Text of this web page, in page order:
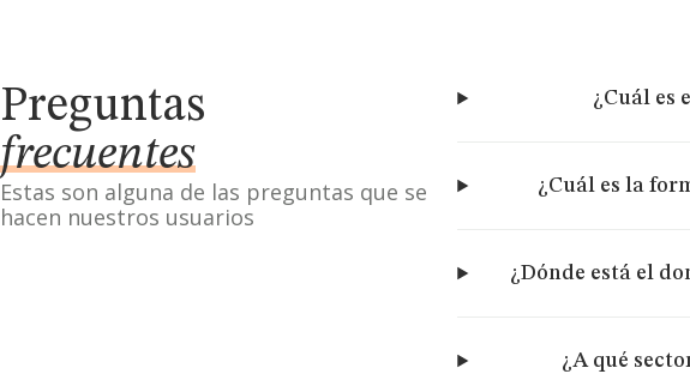
Preguntas
frecuentes
Estas son alguna de las preguntas que se
hacen nuestros usuarios
¿Cuál es
¿Cuál es la
¿Dónde está el
¿A qué